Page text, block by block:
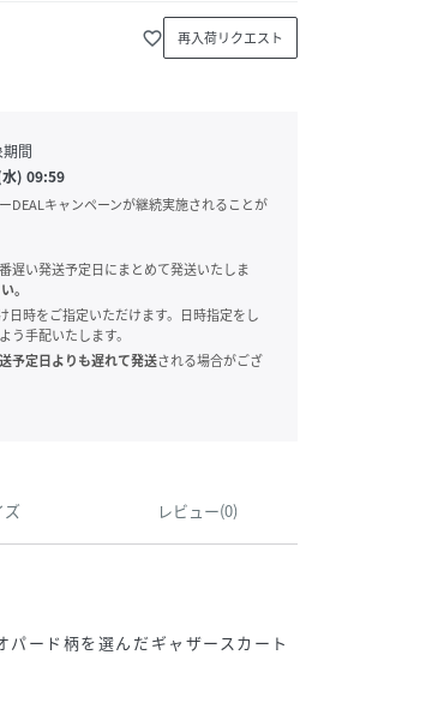
favorite_border 再入荷リクエスト
間
) 09:59
キャンペーンが継続実施されることが
遅い発送予定日にまとめて発送いたしま
。
時をご指定いただけます。日時指定をし
手配いたします。
予定日よりも遅れて発送される場合がござ
ズ レビュー(0)
ード柄を選んだギャザースカート